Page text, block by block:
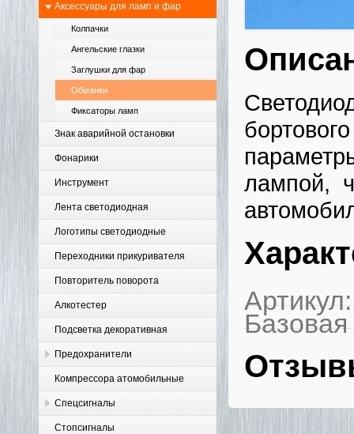
Аксессуары для ламп и фар
Колпачки
Ангельские глазки
Заглушки для фар
Обманки
Фиксаторы ламп
Знак аварийной остановки
Фонарики
Инструмент
Лента светодиодная
Логотипы светодиодные
Переходники прикуривателя
Повторитель поворота
Алкотестер
Подсветка декоративная
Предохранители
Компрессора атомобильные
Спецсигналы
Стопсигналы
лампой,
Артикул: